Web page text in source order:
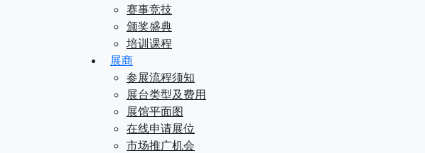
赛事竞技
颁奖盛典
培训课程
展商
参展流程须知
展台类型及费用
展馆平面图
在线申请展位
市场推广机会